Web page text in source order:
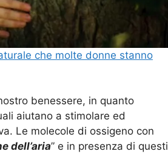
che molte donne stanno
benessere, in quanto
aiutano a stimolare ed
Le molecole di ossigeno con
dell’aria” e in presenza di questi